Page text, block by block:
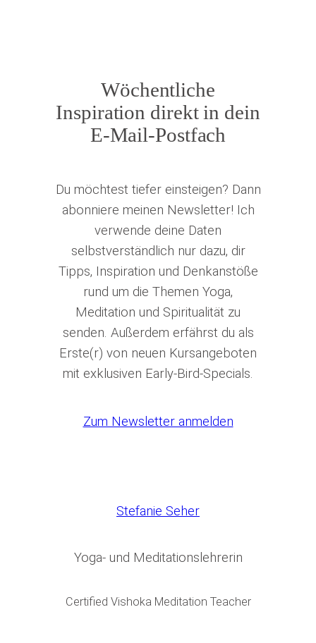
Wöchentliche
Inspiration direkt in dein
E-Mail-Postfach
Du möchtest tiefer einsteigen? Dann
abonniere meinen Newsletter! Ich
verwende deine Daten
selbstverständlich nur dazu, dir
Tipps, Inspiration und Denkanstöße
rund um die Themen Yoga,
Meditation und Spiritualität zu
senden. Außerdem erfährst du als
Erste(r) von neuen Kursangeboten
mit exklusiven Early-Bird-Specials.
Zum Newsletter anmelden
Stefanie Seher
Yoga- und Meditationslehrerin
Certified Vishoka Meditation Teacher